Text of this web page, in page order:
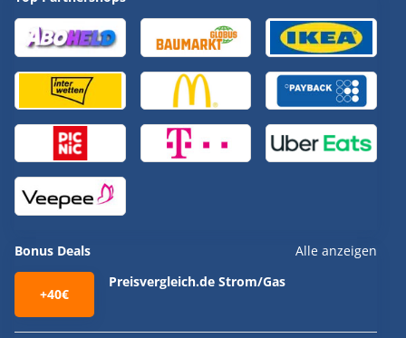
Bonus Deals Alle anzeigen
+40€
Preisvergleich.de Strom/Gas